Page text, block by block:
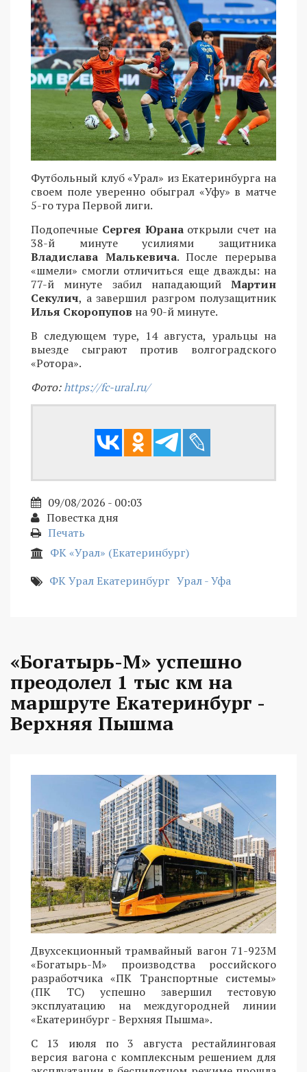
Футбольный клуб «Урал» из Екатеринбурга на
своем поле уверенно обыграл «Уфу» в матче
5-го тура Первой лиги.
Подопечные Сергея Юрана открыли счет на
38-й минуте усилиями защитника
Владислава Малькевича. После перерыва
«шмели» смогли отличиться еще дважды: на
77-й минуте забил нападающий Мартин
Секулич, а завершил разгром полузащитник
Илья Скоропупов на 90-й минуте.
В следующем туре, 14 августа, уральцы на
выезде сыграют против волгоградского
«Ротора».
Фото:https://fc-ural.ru/
09/08/2026 - 00:03
Повестка дня
Печать
ФК «Урал» (Екатеринбург)
ФК Урал Екатеринбург Урал - Уфа
«Богатырь-М» успешно
преодолел 1 тыс км на
маршруте Екатеринбург -
Верхняя Пышма
Двухсекционный трамвайный вагон 71-923М
«Богатырь-М» производства российского
разработчика «ПК Транспортные системы»
(ПК ТС) успешно завершил тестовую
эксплуатацию на междугородней линии
«Екатеринбург - Верхняя Пышма».
С 13 июля по 3 августа рестайлинговая
версия вагона с комплексным решением для